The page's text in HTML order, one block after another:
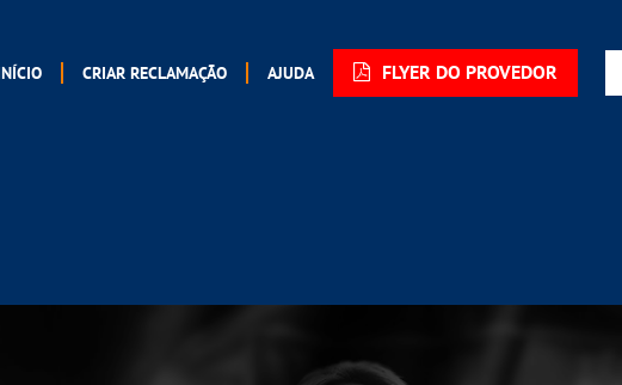
CRIAR RECLAMAÇÃO AJUDA FLYER DO PROVEDOR